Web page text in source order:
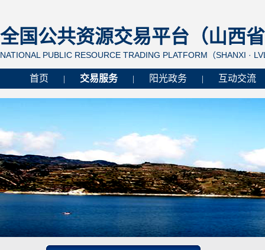
全国公共资源交易平台（山西
NATIONAL PUBLIC RESOURCE TRADING PLATFORM（SHANXI ·
首页 交易服务 阳光政务 互动交流